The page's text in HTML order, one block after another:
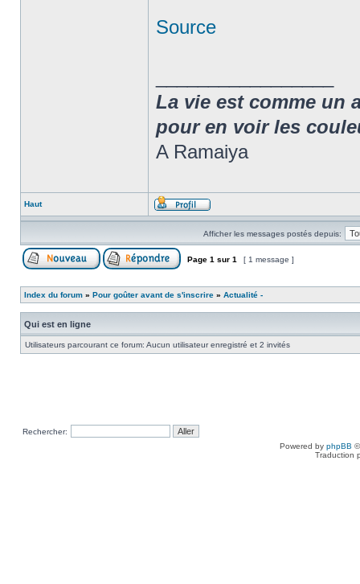
Source
La vie est comme un
pour en voir les
A Ramaiya
Haut
Afficher les messages postés depuis:
Page 1 sur 1 [ 1 message ]
Index du forum » Pour goûter avant de s'inscrire » Actualité -
Qui est en ligne
Utilisateurs parcourant ce forum: Aucun utilisateur enregistré et 2 invités
Rechercher:
Powered by phpBB
Traduction